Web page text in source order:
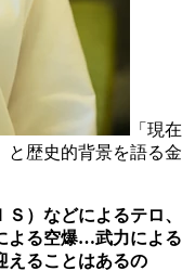
「現在
と歴史的背景を語る金
）などによるテロ、
よる空爆…武力による
えることはあるの